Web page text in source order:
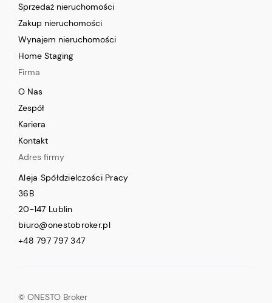
Adres firmy
Aleja Spółdzielczości Pracy
36B
20-147 Lublin
biuro@onestobroker.pl
+48 797 797 347
Sprzedaż nieruchomości
Zakup nieruchomości
Wynajem nieruchomości
Home Staging
Firma
O Nas
Zespół
Kariera
Kontakt
© ONESTO Broker